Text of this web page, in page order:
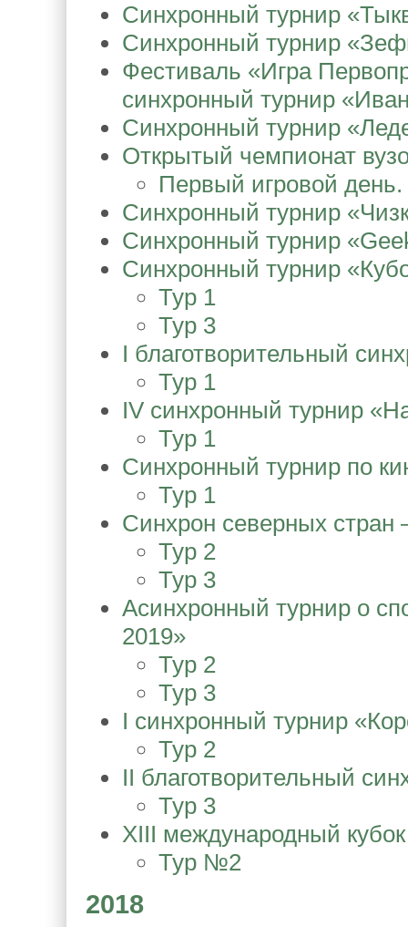
Синхронный турнир
Синхронный турнир
Фестиваль «Игра
синхронный турнир
Синхронный турнир
Открытый чемпионат
Первый игровой день.
Синхронный турнир
Синхронный турнир
Синхронный турнир
Тур 1
Тур 3
I благотворительный
Тур 1
IV синхронный турнир
Тур 1
Синхронный турнир по
Тур 1
Синхрон северных стран
Тур 2
Тур 3
Асинхронный турнир о
2019»
Тур 2
Тур 3
I синхронный турнир
Тур 2
II благотворительный
Тур 3
XIII международный
Тур №2
2018